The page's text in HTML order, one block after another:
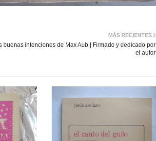
MÁS RECIENTES
buenas intenciones de Max Aub | Firmado y dedicado por
el autor